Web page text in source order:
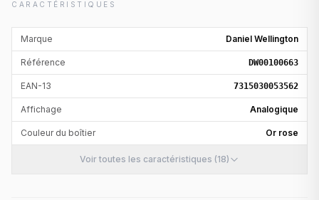
CARACTÉRISTIQUES
Marque Daniel Wellington
Référence DW00100663
EAN-13 7315030053562
Affichage Analogique
Couleur du boîtier Or rose
Voir toutes les caractéristiques (18)